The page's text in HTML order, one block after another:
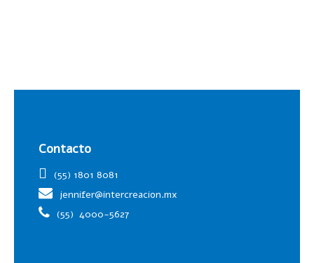
Contacto
(55) 1801 8081
jennifer@intercreacion.mx
(55) 4000-5627